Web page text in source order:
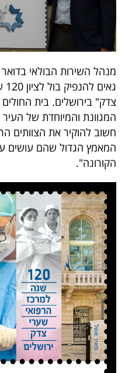
אחרינו:
מנהל השירות הבולאי
צדק" בירושלים. בית החולים
המגוונת והמיוחדת של העיר
חשוב להוקיר את הצוותים
המאמץ הגדול שהם עושים
הקורונה".